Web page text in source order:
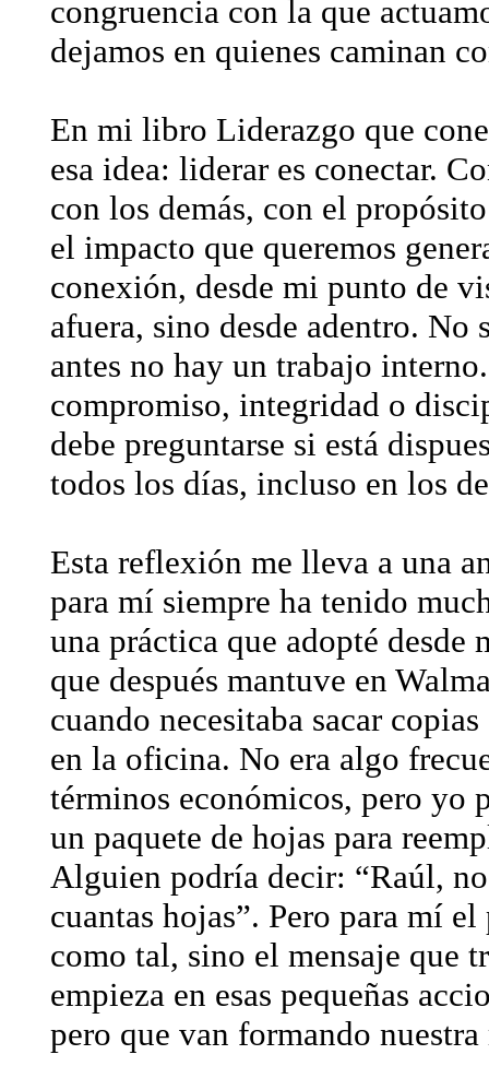
congruencia con la que
dejamos en quienes caminan
En mi libro Liderazgo que
esa idea: liderar es conectar.
con los demás, con el
el impacto que queremos
conexión, desde mi punto de
afuera, sino desde adentro. No
antes no hay un trabajo
compromiso, integridad o
debe preguntarse si está
todos los días, incluso en los
Esta reflexión me lleva a una
para mí siempre ha tenido
una práctica que adopté desde
que después mantuve en
cuando necesitaba sacar
en la oficina. No era algo
términos económicos, pero yo
un paquete de hojas para
Alguien podría decir: “Raúl, no
cuantas hojas”. Pero para mí
como tal, sino el mensaje que
empieza en esas pequeñas
pero que van formando nuestra